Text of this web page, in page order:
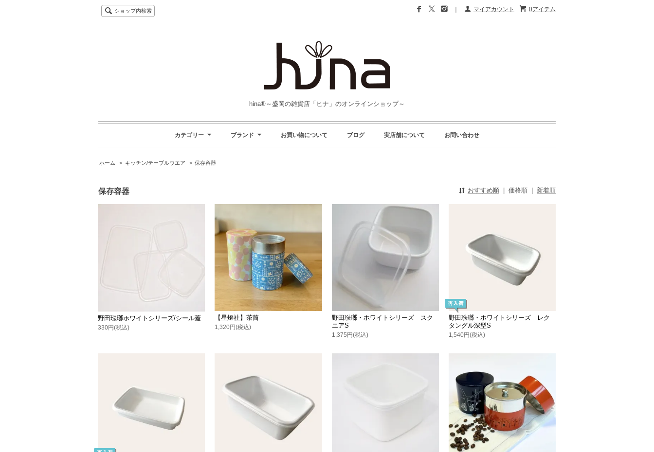
0アイテム
マイアカウント
ショップ内検索
hina®～盛岡の雑貨店「ヒナ」のオンラインショップ～
カテゴリー ブランド お買い物について ブログ 実店舗について お問い合わせ
ホーム > キッチン/テーブルウエア > 保存容器
保存容器 おすすめ順 | 価格順 | 新着順
野田琺瑯ホワイトシリーズ/シール蓋
330円(税込)
【星燈社】茶筒
1,320円(税込)
野田琺瑯・ホワイトシリーズ スク
エアS
1,375円(税込)
野田琺瑯・ホワイトシリーズ レク
タングル深型S
1,540円(税込)